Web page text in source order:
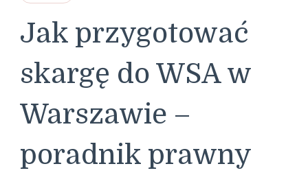
Jak przygotować
skargę do WSA w
Warszawie –
poradnik prawny